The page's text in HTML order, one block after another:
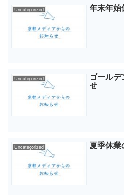
Uncategorized 年末年始
Uncategorized ゴール
せ
Uncategorized 夏季休業